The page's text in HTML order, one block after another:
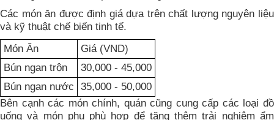
Các món ăn được định giá dựa trên chất lượng nguyên liệu
và kỹ thuật chế biến tinh tế.
Món Ăn
Giá (VND)
Bún ngan trộn
30,000 - 45,000
Bún ngan nước
35,000 - 50,000
Bên cạnh các món chính, quán cũng cung cấp các loại đồ
uống và món phụ phù hợp để tăng thêm trải nghiệm ẩm